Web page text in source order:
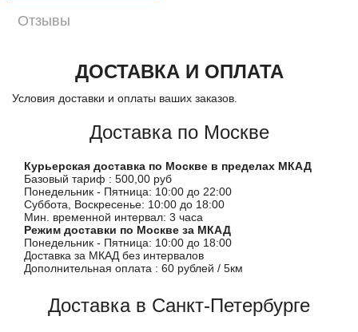
Отзывы
ДОСТАВКА И ОПЛАТА
Условия доставки и оплаты ваших заказов.
Доставка по Москве
Курьерская доставка по Москве в пределах МКАД
Базовый тариф : 500,00 руб
Понедельник - Пятница: 10:00 до 22:00
Суббота, Воскресенье: 10:00 до 18:00
Мин. временной интервал: 3 часа
Режим доставки по Москве за МКАД
Понедельник - Пятница: 10:00 до 18:00
Доставка за МКАД без интервалов
Дополнительная оплата : 60 рублей / 5км
Доставка в Санкт-Петербурге